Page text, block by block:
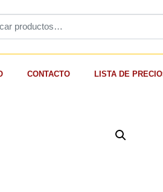
CONTACTO LISTA DE